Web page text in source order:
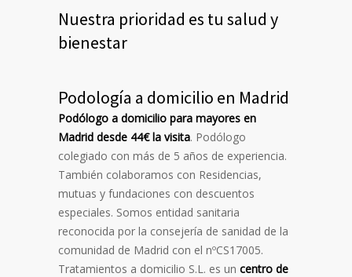
Nuestra prioridad es tu salud y
bienestar
Podología a domicilio en Madrid
Podólogo a domicilio para mayores en
Madrid desde 44€ la visita. Podólogo
colegiado con más de 5 años de experiencia.
También colaboramos con Residencias,
mutuas y fundaciones con descuentos
especiales. Somos entidad sanitaria
reconocida por la consejería de sanidad de la
comunidad de Madrid con el nºCS17005.
Tratamientos a domicilio S.L. es un centro de